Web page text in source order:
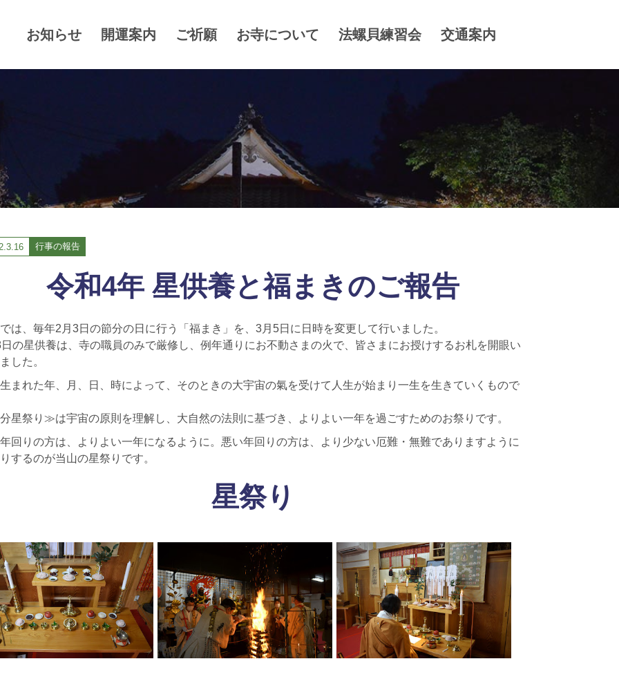
お知らせ 開運案内 ご祈願 お寺について 法螺貝練習会 交通案内
3.16 行事の報告
令和4年 星供養と福まきのご報告
は、毎年2月3日の節分の日に行う「福まき」を、3月5日に日時を変更して行いました。
の星供養は、寺の職員のみで厳修し、例年通りにお不動さまの火で、皆さまにお授けするお札を開眼い
した。
生まれた年、月、日、時によって、そのときの大宇宙の氣を受けて人生が始まり一生を生きていくもので
星祭り≫は宇宙の原則を理解し、大自然の法則に基づき、よりよい一年を過ごすためのお祭りです。
回りの方は、よりよい一年になるように。悪い年回りの方は、より少ない厄難・無難でありますように
するのが当山の星祭りです。
星祭り